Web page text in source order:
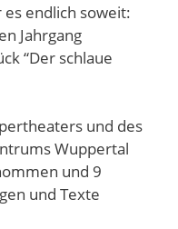
endlich soweit:
Jahrgang
“Der schlaue
und des
Wuppertal
und 9
und Texte